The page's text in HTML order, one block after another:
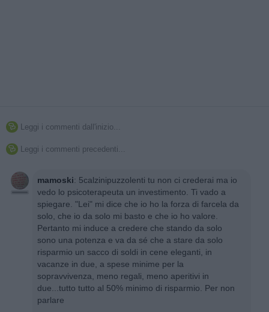
 Leggi i commenti dall'inizio...
 Leggi i commenti precedenti...
mamoski: 5calzinipuzzolenti tu non ci crederai ma io
vedo lo psicoterapeuta un investimento. Ti vado a
spiegare. "Lei" mi dice che io ho la forza di farcela da
solo, che io da solo mi basto e che io ho valore.
Pertanto mi induce a credere che stando da solo
sono una potenza e va da sé che a stare da solo
risparmio un sacco di soldi in cene eleganti, in
vacanze in due, a spese minime per la
sopravvivenza, meno regali, meno aperitivi in
due...tutto tutto al 50% minimo di risparmio. Per non
parlare